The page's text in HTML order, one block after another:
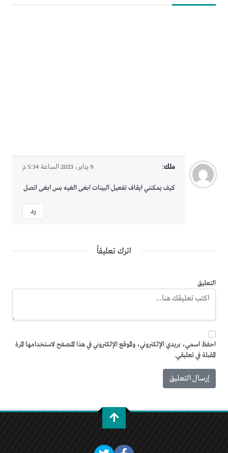
ملك: 9 يناير، 2023 الساعة 5:34 م
كيف يمكنني ايقاف تفعيل البينات ابغى الغيه بس ابغى اتصل
رد
اترك تعليقاً
التعليق
احفظ اسمي، بريدي الإلكتروني، والموقع الإلكتروني في هذا المتصفح لاستخدامها المرة
المقبلة في تعليقي.